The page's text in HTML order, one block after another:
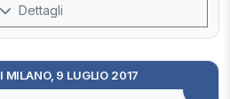
Dettagli
MILANO, 9 LUGLIO 2017